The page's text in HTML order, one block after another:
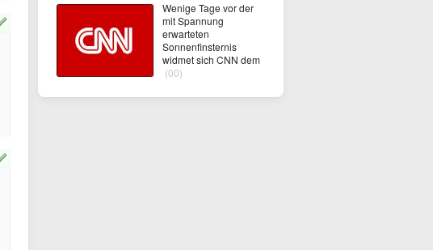
Wenige Tage vor der
mit Spannung
erwarteten
Sonnenfinsternis
widmet sich CNN dem
(00)